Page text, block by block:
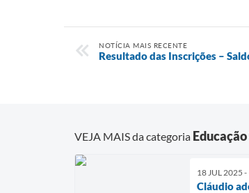
NOTÍCIA MAIS RECENTE
Resultado das Inscrições –
VEJA MAIS da categoria Educação
18 JUL 2025
Cláudio